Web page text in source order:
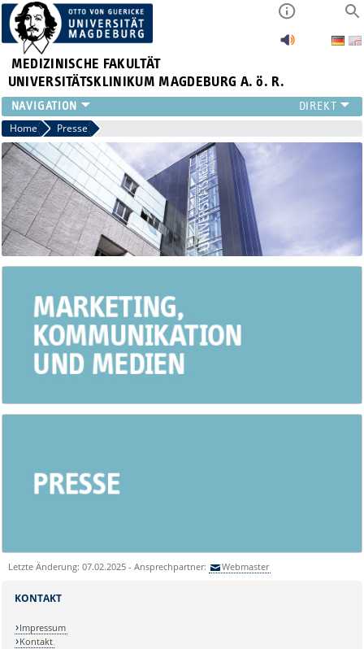
MEDIZINISCHE FAKULTÄT
UNIVERSITÄTSKLINIKUM MAGDEBURG A. ö. R.
INSTITUTE
KLINIKEN
ZENTRALE EINRICHTUNGEN
FORSCHUNG
PRESSE
ÜBER UNS
INTERNATIONAL
INTRANET
Home Presse
Letzte Änderung: 07.02.2025 - Ansprechpartner: Webmaster
KONTAKT
Impressum
Kontakt